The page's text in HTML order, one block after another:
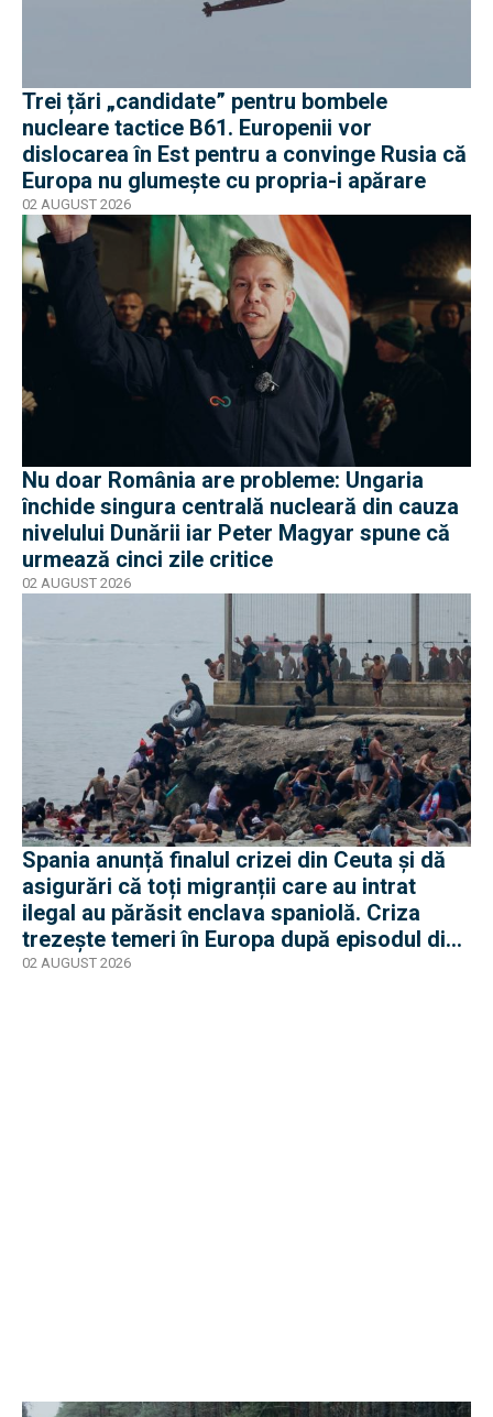
Trei țări „candidate” pentru bombele
nucleare tactice B61. Europenii vor
dislocarea în Est pentru a convinge Rusia că
Europa nu glumește cu propria-i apărare
02 AUGUST 2026
Nu doar România are probleme: Ungaria
închide singura centrală nucleară din cauza
nivelului Dunării iar Peter Magyar spune că
urmează cinci zile critice
02 AUGUST 2026
Spania anunță finalul crizei din Ceuta și dă
asigurări că toți migranții care au intrat
ilegal au părăsit enclava spaniolă. Criza
trezește temeri în Europa după episodul din
2015
02 AUGUST 2026